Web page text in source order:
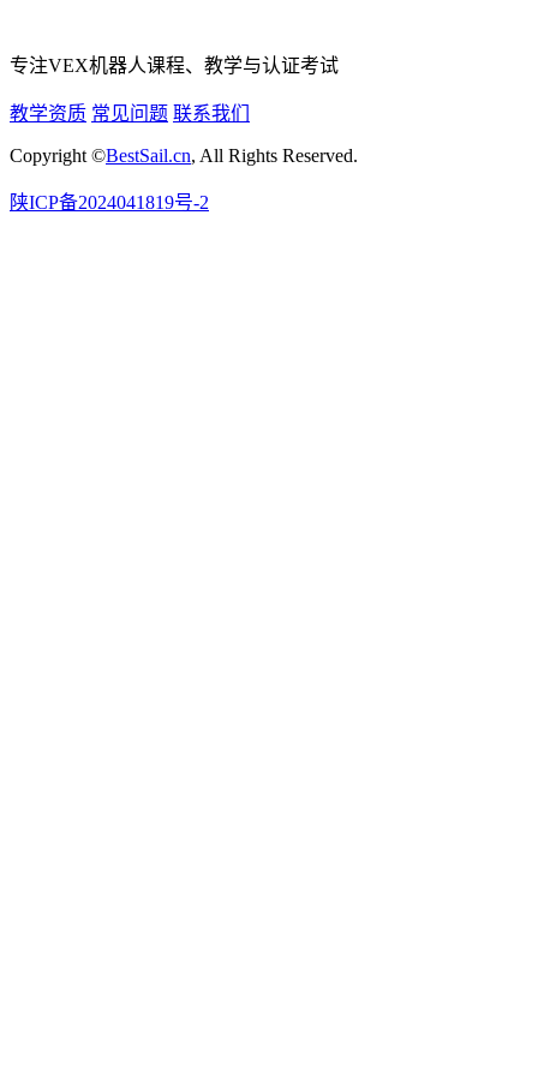
专注VEX机器人课程、教学与认证考试
教学资质 常见问题 联系我们
Copyright ©BestSail.cn, All Rights Reserved.
陕ICP备2024041819号-2